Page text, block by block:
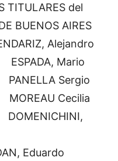
TITULARES del
BUENOS AIRES
Alejandro
Mario
Sergio
Cecilia
Eduardo